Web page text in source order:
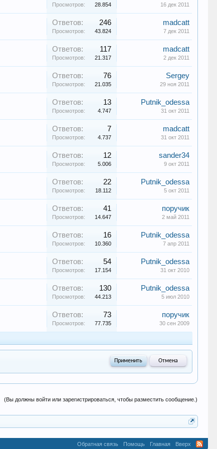
Просмотров: 28.854 16 дек 2011
Ответов: 246
Просмотров: 43.824
madcatt
7 дек 2011
Ответов: 117
Просмотров: 21.317
madcatt
2 дек 2011
Ответов: 76
Просмотров: 21.035
Sergey
29 ноя 2011
Ответов: 13
Просмотров: 4.747
Putnik_odessa
31 окт 2011
Ответов: 7
Просмотров: 4.737
madcatt
31 окт 2011
Ответов: 12
Просмотров: 5.006
sander34
9 окт 2011
Ответов: 22
Просмотров: 18.112
Putnik_odessa
5 окт 2011
Ответов: 41
Просмотров: 14.647
поручик
2 май 2011
Ответов: 16
Просмотров: 10.360
Putnik_odessa
7 апр 2011
Ответов: 54
Просмотров: 17.154
Putnik_odessa
31 окт 2010
Ответов: 130
Просмотров: 44.213
Putnik_odessa
5 июл 2010
Ответов: 73
Просмотров: 77.735
поручик
30 сен 2009
(Вы должны войти или зарегистрироваться, чтобы разместить сообщение.)
Обратная связь Помощь Главная Вверх